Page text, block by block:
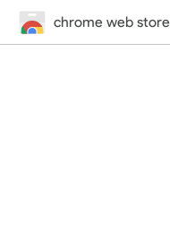
chrome web store